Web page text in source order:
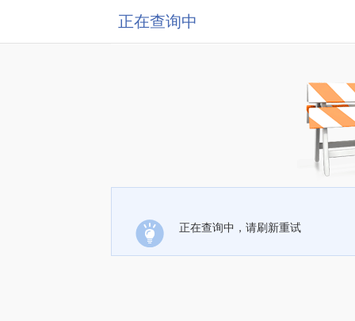
正在查询中
正在查询中，请刷新重试